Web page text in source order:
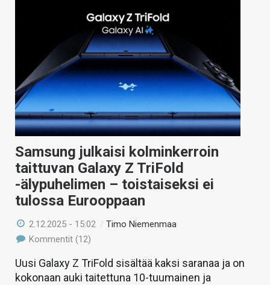
Samsung julkaisi kolminkerroin
taittuvan Galaxy Z TriFold
-älypuhelimen – toistaiseksi ei
tulossa Eurooppaan
2.12.2025 - 15:02 /Timo Niemenmaa
Kommentit (12)
Uusi Galaxy Z TriFold sisältää kaksi saranaa ja on
kokonaan auki taitettuna 10-tuumainen ja